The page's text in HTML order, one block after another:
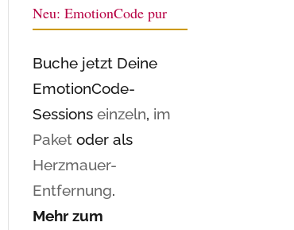
Neu: EmotionCode pur
Buche jetzt Deine
EmotionCode-
Sessionseinzeln, im
Paket oder als
Herzmauer-
Entfernung.
Mehr zum